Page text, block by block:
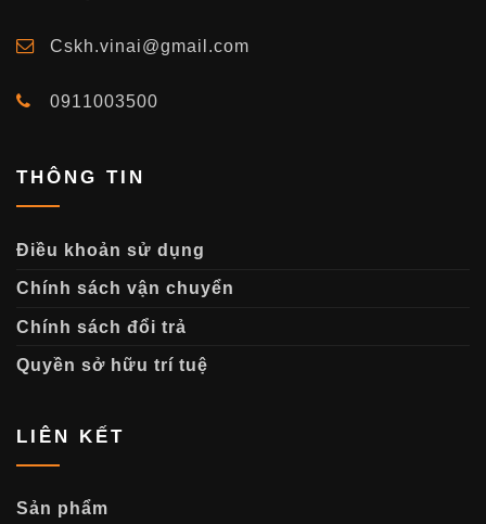
Cskh.vinai@gmail.com
0911003500
THÔNG TIN
Điều khoản sử dụng
Chính sách vận chuyển
Chính sách đổi trả
Quyền sở hữu trí tuệ
LIÊN KẾT
Sản phẩm